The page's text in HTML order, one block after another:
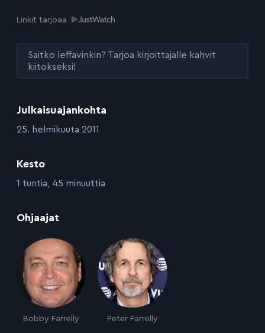
Julkaisuajankohta
:25. helmikuuta 2011
Kesto
:1 tuntia, 45 minuuttia
Ohjaajat
Bobby Farrelly Peter Farrelly
Linkit tarjoaa
Saitko leffavinkin? Tarjoa kirjoittajalle kahvit
kiitokseksi!